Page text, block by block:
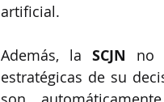
artificial.
Además, la SCJN no
estratégicas de su